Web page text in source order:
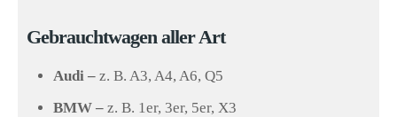
Gebrauchtwagen aller Art
Audi – z. B. A3, A4, A6, Q5
BMW – z. B. 1er, 3er, 5er, X3